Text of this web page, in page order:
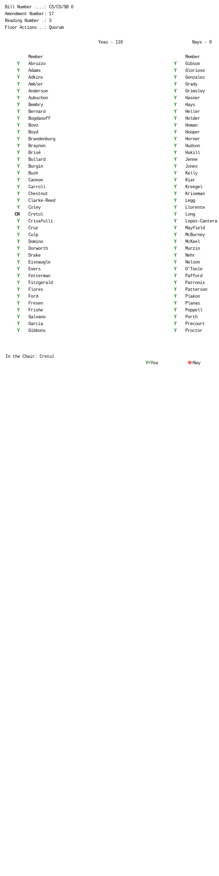
Bill Number ....: CS/CS/SB 6
Amendment Number: 17
Reading Number .: 3
Floor Actions ..: Quorum
Yeas - 118 Nays - 0
Member
Y
Abruzzo
Y
Adams
Y
Adkins
Y
Ambler
Y
Anderson
Y
Aubuchon
Y
Bembry
Y
Bernard
Y
Bogdanoff
Y
Bovo
Y
Boyd
Y
Brandenburg
Y
Braynon
Y
Brisé
Y
Bullard
Y
Burgin
Y
Bush
Y
Cannon
Y
Carroll
Y
Chestnut
Y
Clarke-Reed
Y
Coley
CH
Cretul
Y
Crisafulli
Y
Cruz
Y
Culp
Y
Domino
Y
Dorworth
Y
Drake
Y
Eisnaugle
Y
Evers
Y
Fetterman
Y
Fitzgerald
Y
Flores
Y
Ford
Y
Fresen
Y
Frishe
Y
Galvano
Y
Garcia
Y
Gibbons
Member
Y
Gibson
Y
Glorioso
Y
Gonzalez
Y
Grady
Y
Grimsley
Y
Hasner
Y
Hays
Y
Heller
Y
Holder
Y
Homan
Y
Hooper
Y
Horner
Y
Hudson
Y
Hukill
Y
Jenne
Y
Jones
Y
Kelly
Y
Kiar
Y
Kreegel
Y
Kriseman
Y
Legg
Y
Llorente
Y
Long
Y
Lopez-Cantera
Y
Mayfield
Y
McBurney
Y
McKeel
Y
Murzin
Y
Nehr
Y
Nelson
Y
O'Toole
Y
Pafford
Y
Patronis
Y
Patterson
Y
Plakon
Y
Planas
Y
Poppell
Y
Porth
Y
Precourt
Y
Proctor
In the Chair: Cretul
Y=Yea N=Nay